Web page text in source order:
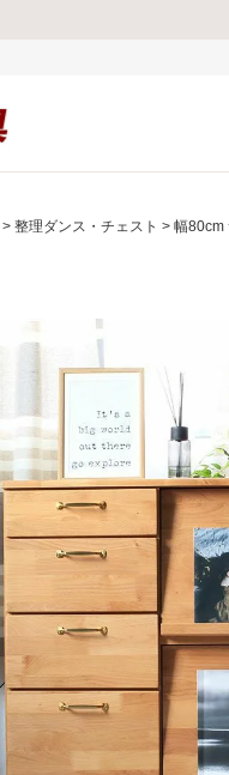
熊本県で発生した地
整理ダンス・チェスト 幅80cm